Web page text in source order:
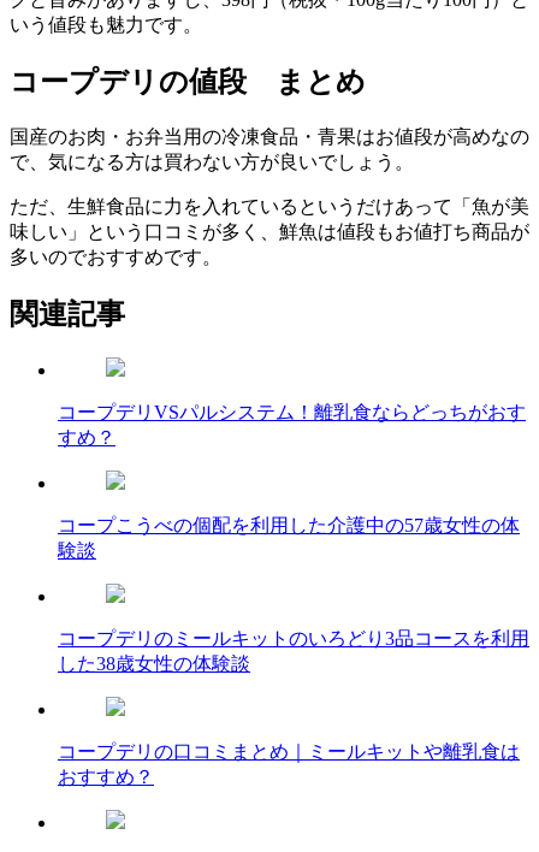
いう値段も魅力です。
コープデリの値段 まとめ
国産のお肉・お弁当用の冷凍食品・青果はお値段が高めなの
で、気になる方は買わない方が良いでしょう。
ただ、生鮮食品に力を入れているというだけあって「魚が美
味しい」という口コミが多く、鮮魚は値段もお値打ち商品が
多いのでおすすめです。
関連記事
コープデリVSパルシステム！離乳食ならどっちがおす
すめ？
コープこうべの個配を利用した介護中の57歳女性の体
験談
コープデリのミールキットのいろどり3品コースを利用
した38歳女性の体験談
コープデリの口コミまとめ｜ミールキットや離乳食は
おすすめ？